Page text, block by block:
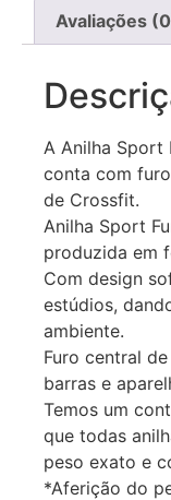
Avaliações
A Anilha Sport
conta com
de Crossfit.
Anilha Sport
produzida em
Com design
estúdios,
ambiente.
Furo central
barras e
Temos um
que todas
peso exato e
*Aferição do